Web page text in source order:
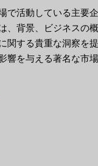
で活動している主要
、背景、ビジネスの
関する貴重な洞察を
響を与える著名な市